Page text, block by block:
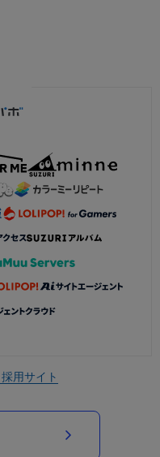
採用サイト